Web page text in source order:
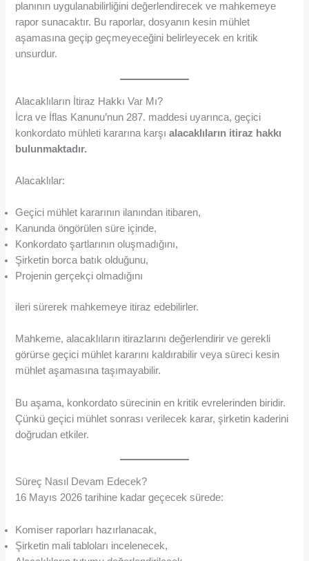
planının uygulanabilirliğini değerlendirecek ve mahkemeye
rapor sunacaktır. Bu raporlar, dosyanın kesin mühlet
aşamasına geçip geçmeyeceğini belirleyecek en kritik
unsurdur.
Alacaklıların İtiraz Hakkı Var Mı?
İcra ve İflas Kanunu’nun 287. maddesi uyarınca, geçici
konkordato mühleti kararına karşıalacaklıların itiraz hakkı
bulunmaktadır.
Alacaklılar:
Geçici mühlet kararının ilanından itibaren,
Kanunda öngörülen süre içinde,
Konkordato şartlarının oluşmadığını,
Şirketin borca batık olduğunu,
Projenin gerçekçi olmadığını
ileri sürerek mahkemeye itiraz edebilirler.
Mahkeme, alacaklıların itirazlarını değerlendirir ve gerekli
görürse geçici mühlet kararını kaldırabilir veya süreci kesin
mühlet aşamasına taşımayabilir.
Bu aşama, konkordato sürecinin en kritik evrelerinden biridir.
Çünkü geçici mühlet sonrası verilecek karar, şirketin kaderini
doğrudan etkiler.
Süreç Nasıl Devam Edecek?
16 Mayıs 2026 tarihine kadar geçecek sürede:
Komiser raporları hazırlanacak,
Şirketin mali tabloları incelenecek,